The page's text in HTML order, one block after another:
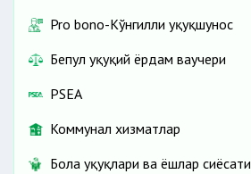
Pro bono-Кўнгилли ҳуқуқшунос
Бепул ҳуқуқий ёрдам ваучери
PSEA
Коммунал хизматлар
Бола ҳуқуқлари ва ёшлар сиёсати